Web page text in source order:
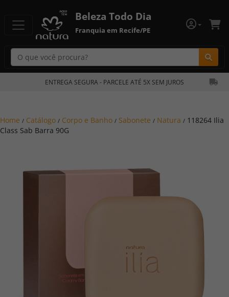
Beleza Todo Dia
Franquia em Recife/PE
ENTREGA SEGURA - PARCELE ATÉ 5X SEM JUROS
Home / Catálogo / Corpo e Banho / Sabonete / Natura / 118264 Ilia
Class Sab Barra 90G